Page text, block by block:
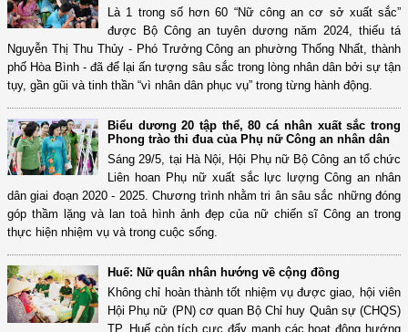
Là 1 trong số hơn 60 “Nữ công an cơ sở xuất sắc”
được Bộ Công an tuyên dương năm 2024, thiếu tá
Nguyễn Thị Thu Thủy - Phó Trưởng Công an phường Thống Nhất, thành
phố Hòa Bình - đã để lại ấn tượng sâu sắc trong lòng nhân dân bởi sự tận
tụy, gần gũi và tinh thần “vì nhân dân phục vụ” trong từng hành động.
Biểu dương 20 tập thể, 80 cá nhân xuất sắc trong
Phong trào thi đua của Phụ nữ Công an nhân dân
Sáng 29/5, tại Hà Nội, Hội Phụ nữ Bộ Công an tổ chức
Liên hoan Phụ nữ xuất sắc lực lượng Công an nhân
dân giai đoạn 2020 - 2025. Chương trình nhằm tri ân sâu sắc những đóng
góp thầm lặng và lan toả hình ảnh đẹp của nữ chiến sĩ Công an trong
thực hiện nhiệm vụ và trong cuộc sống.
Huế: Nữ quân nhân hướng về cộng đồng
Không chỉ hoàn thành tốt nhiệm vụ được giao, hội viên
Hội Phụ nữ (PN) cơ quan Bộ Chỉ huy Quân sự (CHQS)
TP. Huế còn tích cực đẩy mạnh các hoạt động hướng